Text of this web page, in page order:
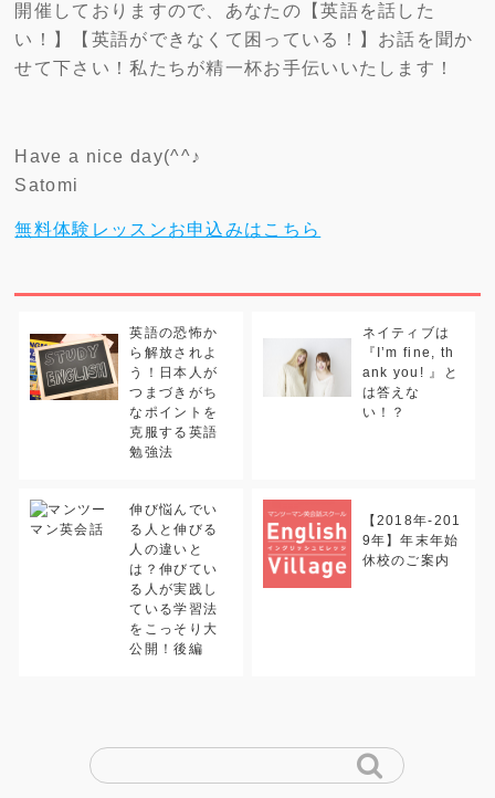
開催しておりますので、あなたの【英語を話した
い！】【英語ができなくて困っている！】お話を聞か
せて下さい！私たちが精一杯お手伝いいたします！
Have a nice day(^^♪
Satomi
無料体験レッスンお申込みはこちら
英語の恐怖か
ら解放されよ
う！日本人が
つまづきがち
なポイントを
克服する英語
勉強法
ネイティブは
『I’m fine, th
ank you! 』と
は答えな
い！？
伸び悩んでい
る人と伸びる
人の違いと
は？伸びてい
る人が実践し
ている学習法
をこっそり大
公開！後編
【2018年-201
9年】年末年始
休校のご案内